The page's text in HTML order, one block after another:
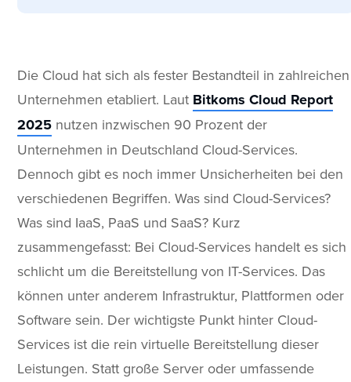
Die Cloud hat sich als fester Bestandteil in zahlreichen
Unternehmen etabliert. Laut Bitkoms Cloud Report
2025 nutzen inzwischen 90 Prozent der
Unternehmen in Deutschland Cloud-Services.
Dennoch gibt es noch immer Unsicherheiten bei den
verschiedenen Begriffen. Was sind Cloud-Services?
Was sind IaaS, PaaS und SaaS? Kurz
zusammengefasst: Bei Cloud-Services handelt es sich
schlicht um die Bereitstellung von IT-Services. Das
können unter anderem Infrastruktur, Plattformen oder
Software sein. Der wichtigste Punkt hinter Cloud-
Services ist die rein virtuelle Bereitstellung dieser
Leistungen. Statt große Server oder umfassende